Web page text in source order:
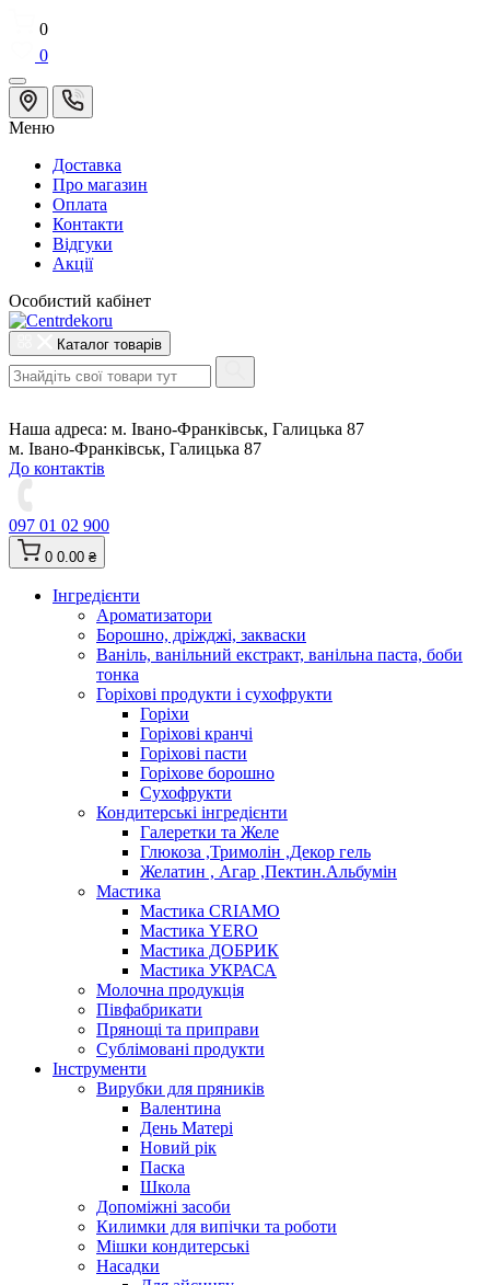
0
0
Меню
Доставка
Про магазин
Оплата
Контакти
Відгуки
Акції
Особистий кабінет
Каталог товарів
Наша адреса: м. Івано-Франківськ, Галицька 87
м. Івано-Франківськ, Галицька 87
До контактів
097 01 02 900
0 0.00 ₴
Інгредієнти
Ароматизатори
Борошно, дріжджі, закваски
Ваніль, ванільний екстракт, ванільна паста, боби
тонка
Горіхові продукти і сухофрукти
Горіхи
Горіхові кранчі
Горіхові пасти
Горіхове борошно
Сухофрукти
Кондитерські інгредієнти
Галеретки та Желе
Глюкоза ,Тримолін ,Декор гель
Желатин , Агар ,Пектин.Альбумін
Мастика
Мастика CRIAMO
Мастика YERO
Мастика ДОБРИК
Мастика УКРАСА
Молочна продукція
Півфабрикати
Прянощі та приправи
Сублімовані продукти
Інструменти
Вирубки для пряників
Валентина
День Матері
Новий рік
Паска
Школа
Допоміжні засоби
Килимки для випічки та роботи
Мішки кондитерські
Насадки